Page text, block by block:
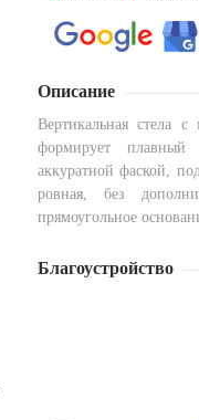
Описание
Вертикальная стела
формирует плавный
аккуратной фаской,
ровная, без
прямоугольное
Благоустройство